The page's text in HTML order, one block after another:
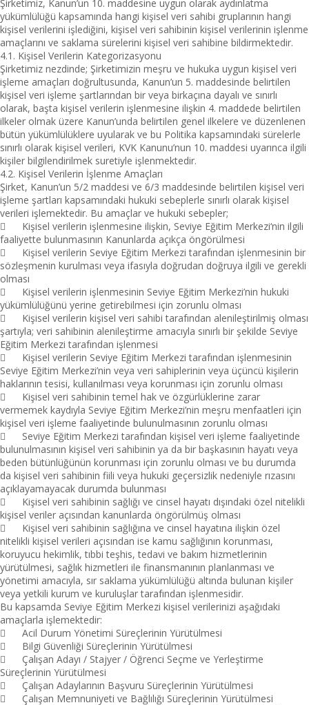
Şirketimiz, Kanun’un 10. maddesine uygun olarak aydınlatma
yükümlülüğü kapsamında hangi kişisel veri sahibi gruplarının hangi
kişisel verilerini işlediğini, kişisel veri sahibinin kişisel verilerinin işlenme
amaçlarını ve saklama sürelerini kişisel veri sahibine bildirmektedir.
4.1. Kişisel Verilerin Kategorizasyonu
Şirketimiz nezdinde; Şirketimizin meşru ve hukuka uygun kişisel veri
işleme amaçları doğrultusunda, Kanun’un 5. maddesinde belirtilen
kişisel veri işleme şartlarından bir veya birkaçına dayalı ve sınırlı
olarak, başta kişisel verilerin işlenmesine ilişkin 4. maddede belirtilen
ilkeler olmak üzere Kanun’unda belirtilen genel ilkelere ve düzenlenen
bütün yükümlülüklere uyularak ve bu Politika kapsamındaki sürelerle
sınırlı olarak kişisel verileri, KVK Kanunu’nun 10. maddesi uyarınca ilgili
kişiler bilgilendirilmek suretiyle işlenmektedir.
4.2. Kişisel Verilerin İşlenme Amaçları
Şirket, Kanun’un 5/2 maddesi ve 6/3 maddesinde belirtilen kişisel veri
işleme şartları kapsamındaki hukuki sebeplerle sınırlı olarak kişisel
verileri işlemektedir. Bu amaçlar ve hukuki sebepler;

Kişisel verilerin işlenmesine ilişkin, Seviye Eğitim Merkezi‘nin ilgili
faaliyette bulunmasının Kanunlarda açıkça öngörülmesi

Kişisel verilerin Seviye Eğitim Merkezi tarafından işlenmesinin bir
sözleşmenin kurulması veya ifasıyla doğrudan doğruya ilgili ve gerekli
olması

Kişisel verilerin işlenmesinin Seviye Eğitim Merkezi’nin hukuki
yükümlülüğünü yerine getirebilmesi için zorunlu olması

Kişisel verilerin kişisel veri sahibi tarafından alenileştirilmiş olması
şartıyla; veri sahibinin alenileştirme amacıyla sınırlı bir şekilde Seviye
Eğitim Merkezi tarafından işlenmesi

Kişisel verilerin Seviye Eğitim Merkezi tarafından işlenmesinin
Seviye Eğitim Merkezi’nin veya veri sahiplerinin veya üçüncü kişilerin
haklarının tesisi, kullanılması veya korunması için zorunlu olması

Kişisel veri sahibinin temel hak ve özgürlüklerine zarar
vermemek kaydıyla Seviye Eğitim Merkezi’nin meşru menfaatleri için
kişisel veri işleme faaliyetinde bulunulmasının zorunlu olması

Seviye Eğitim Merkezi tarafından kişisel veri işleme faaliyetinde
bulunulmasının kişisel veri sahibinin ya da bir başkasının hayatı veya
beden bütünlüğünün korunması için zorunlu olması ve bu durumda
da kişisel veri sahibinin fiili veya hukuki geçersizlik nedeniyle rızasını
açıklayamayacak durumda bulunması

Kişisel veri sahibinin sağlığı ve cinsel hayatı dışındaki özel nitelikli
kişisel veriler açısından kanunlarda öngörülmüş olması

Kişisel veri sahibinin sağlığına ve cinsel hayatına ilişkin özel
nitelikli kişisel verileri açısından ise kamu sağlığının korunması,
koruyucu hekimlik, tıbbi teşhis, tedavi ve bakım hizmetlerinin
yürütülmesi, sağlık hizmetleri ile finansmanının planlanması ve
yönetimi amacıyla, sır saklama yükümlülüğü altında bulunan kişiler
veya yetkili kurum ve kuruluşlar tarafından işlenmesidir.
Bu kapsamda Seviye Eğitim Merkezi kişisel verilerinizi aşağıdaki
amaçlarla işlemektedir:

Acil Durum Yönetimi Süreçlerinin Yürütülmesi

Bilgi Güvenliği Süreçlerinin Yürütülmesi

Çalışan Adayı / Stajyer / Öğrenci Seçme ve Yerleştirme
Süreçlerinin Yürütülmesi

Çalışan Adaylarının Başvuru Süreçlerinin Yürütülmesi

Çalışan Memnuniyeti ve Bağlılığı Süreçlerinin Yürütülmesi